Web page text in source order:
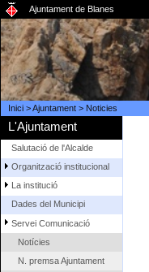
Ajuntament de Blanes
Inici>Ajuntament> Noticies
L'Ajuntament
Salutació de l'Alcalde
Organització institucional
La institució
Dades del Municipi
Servei Comunicació
Notícies
N. premsa Ajuntament